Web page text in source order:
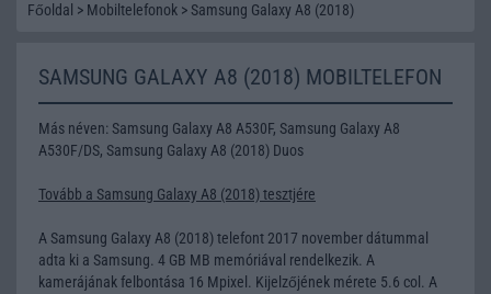
Főoldal > Mobiltelefonok > Samsung Galaxy A8 (2018)
SAMSUNG GALAXY A8 (2018) MOBILTELEFON
Más néven: Samsung Galaxy A8 A530F, Samsung Galaxy A8
A530F/DS, Samsung Galaxy A8 (2018) Duos
Tovább a Samsung Galaxy A8 (2018) tesztjére
A Samsung Galaxy A8 (2018) telefont 2017 november dátummal
adta ki a Samsung. 4 GB MB memóriával rendelkezik. A
kamerájának felbontása 16 Mpixel. Kijelzőjének mérete 5.6 col. A